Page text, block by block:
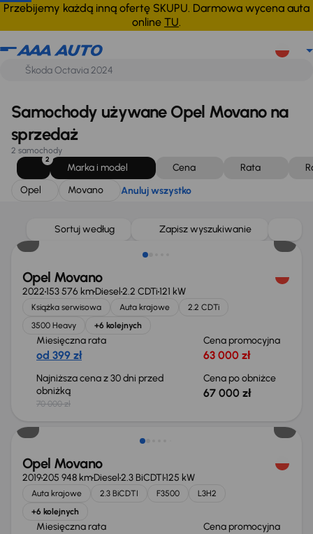
Przebijemy każdą inną ofertę SKUPU. Darmowa wycena auta
online TU.
Opel Movano Anuluj wszystko
Samochody używane Opel Movano na
sprzedaż
2 samochody
2
Marka i model Cena Rata
Opel
Movano Anuluj wszystko
Sortuj według Zapisz wyszukiwanie
Taniej o 3 000 zł
Opel Movano
2022153 576 kmDiesel2.2 CDTi121 kW
Książka serwisowa Auta krajowe
2.2 CDTi
3500 Heavy
+6 kolejnych
Miesięczna rata
od 399 zł
Cena promocyjna
63 000 zł
Najniższa cena z 30 dni przed
obniżką
70 000 zł
Cena po obniżce
67 000 zł
Możliwość odliczenia VAT
Opel Movano
2019205 948 kmDiesel2.3 BiCDTI125 kW
Auta krajowe 2.3 BiCDTI F3500
L3H2
+6 kolejnych
Miesięczna rata Cena promocyjna